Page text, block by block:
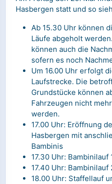
Hasbergen statt und so
Ab 15.30 Uhr können
Läufe abgeholt
können auch die
sofern es noch
Um 16.00 Uhr erfolgt
Laufstrecke. Die
Grundstücke können
Fahrzeugen nicht
werden.
17.00 Uhr: Eröffnung
Hasbergen mit
Bambinis
17.30 Uhr: Bambinilauf
17.40 Uhr: Bambinilauf
18.00 Uhr: Staffellauf